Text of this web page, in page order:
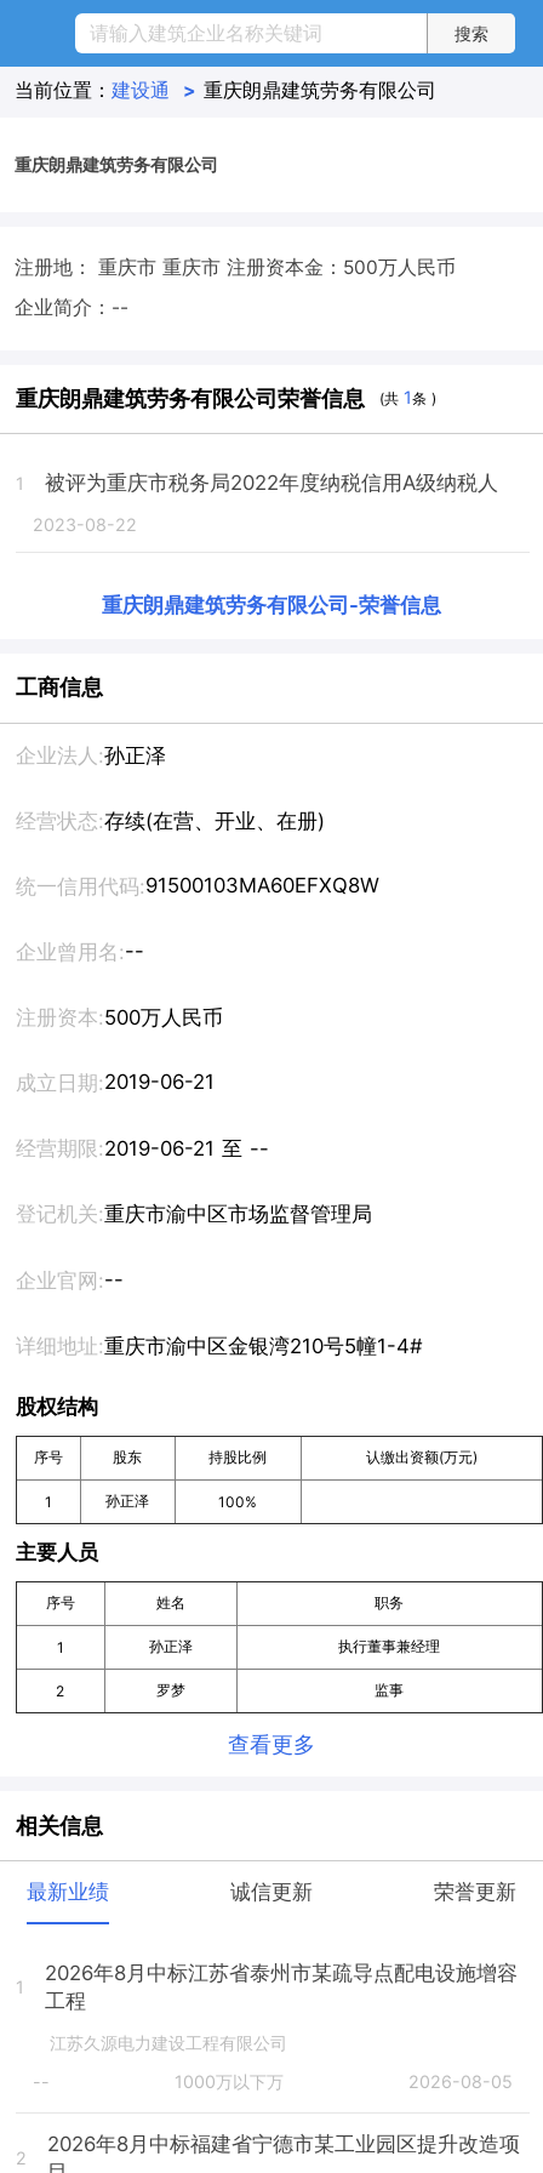
当前位置： 建设通 > 重庆朗鼎建筑劳务有限公司
重庆朗鼎建筑劳务有限公司
注册地： 重庆市 重庆市 注册资本金：500万人民币
企业简介：--
重庆朗鼎建筑劳务有限公司荣誉信息 (共 1条 )
1 被评为重庆市税务局2022年度纳税信用A级纳税人
2023-08-22
重庆朗鼎建筑劳务有限公司 -荣誉信息
工商信息
企业法人:孙正泽
经营状态:存续(在营、开业、在册)
统一信用代码:91500103MA60EFXQ8W
企业曾用名:--
注册资本:500万人民币
成立日期:2019-06-21
经营期限: 2019-06-21 至 --
登记机关:重庆市渝中区市场监督管理局
企业官网:--
详细地址:重庆市渝中区金银湾210号5幢1-4#
股权结构
序号 股东 持股比例 认缴出资额(万元)
1 孙正泽 100%
主要人员
序号 姓名 职务
1 孙正泽 执行董事兼经理
2 罗梦 监事
查看更多
相关信息
最新业绩 诚信更新 荣誉更新
1
2026年8月中标江苏省泰州市某疏导点配电设施增容
工程
江苏久源电力建设工程有限公司
--
1000万以下万 2026-08-05
2
2026年8月中标福建省宁德市某工业园区提升改造项